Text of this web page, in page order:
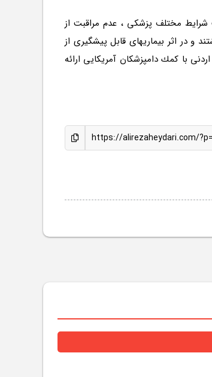
شرایط مختلف پزشکی ، عدم مراقبت از
و در اثر بیماریهای قابل پیشگیری از
با كمك دامپزشكان آمریكایی ارائه
https://alirezaheydari.com/